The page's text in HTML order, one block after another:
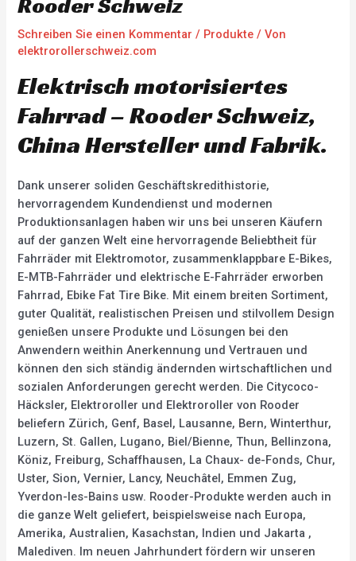
Schreiben Sie einen Kommentar / Produkte / Von
elektrorollerschweiz.com
Elektrisch motorisiertes
Fahrrad – Rooder Schweiz,
China Hersteller und Fabrik.
Dank unserer soliden Geschäftskredithistorie,
hervorragendem Kundendienst und modernen
Produktionsanlagen haben wir uns bei unseren Käufern
auf der ganzen Welt eine hervorragende Beliebtheit für
Fahrräder mit Elektromotor, zusammenklappbare E-Bikes,
E-MTB-Fahrräder und elektrische E-Fahrräder erworben
Fahrrad, Ebike Fat Tire Bike. Mit einem breiten Sortiment,
guter Qualität, realistischen Preisen und stilvollem Design
genießen unsere Produkte und Lösungen bei den
Anwendern weithin Anerkennung und Vertrauen und
können den sich ständig ändernden wirtschaftlichen und
sozialen Anforderungen gerecht werden. Die Citycoco-
Häcksler, Elektroroller und Elektroroller von Rooder
beliefern Zürich, Genf, Basel, Lausanne, Bern, Winterthur,
Luzern, St. Gallen, Lugano, Biel/Bienne, Thun, Bellinzona,
Köniz, Freiburg, Schaffhausen, La Chaux- de-Fonds, Chur,
Uster, Sion, Vernier, Lancy, Neuchâtel, Emmen Zug,
Yverdon-les-Bains usw. Rooder-Produkte werden auch in
die ganze Welt geliefert, beispielsweise nach Europa,
Amerika, Australien, Kasachstan, Indien und Jakarta ,
Malediven. Im neuen Jahrhundert fördern wir unseren